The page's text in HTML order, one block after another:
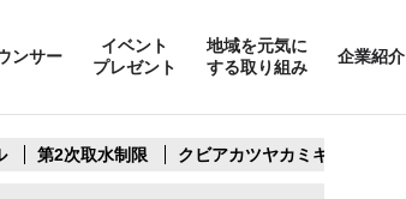
ンサー
イベント
プレゼント
地域を元気に
する取り組み
企業紹介
第2次取水制限 クビアカツヤカミキリ